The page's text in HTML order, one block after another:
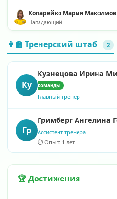
Копарейко Мария
Нападающий
👨‍🏫 Тренерский штаб 2
Ку
Кузнецова Ирина
команды
Главный тренер
Гр
Гримберг Ангелина
Ассистент тренера
⏱️ Опыт: 1 лет
🏆 Достижения